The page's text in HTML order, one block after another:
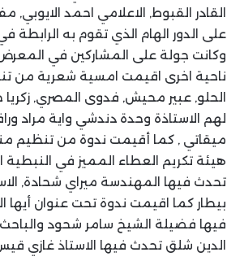
القادر القبوط, الاعلامي احمد
على الدور الهام الذي تقوم به الرابطة
وكانت جولة على المشاركين في
ناحية اخرى اقيمت امسية شعرية من
الحلو, عبير محيش, فدوى المصري, زكريا
لهم الاستاذة وحدة دندشي واية مراد
ميقاتي , كما أقيمت ندوة من تنظيم
هيئة تكريم العطاء المميز في
تحدث فيها المهندسة ميراي شحادة,
بيطار كما اقيمت ندوة تحت عنوان
فيها فضيلة الشيخ سامر شحود
الدين شلق تحدث فيها الاستاذ غازي